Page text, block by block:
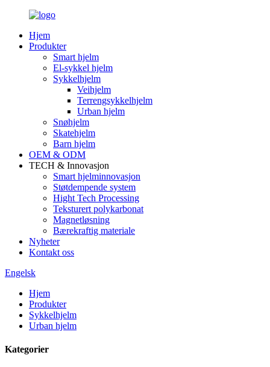
Hjem
Produkter
Smart hjelm
El-sykkel hjelm
Sykkelhjelm
Veihjelm
Terrengsykkelhjelm
Urban hjelm
Snøhjelm
Skatehjelm
Barn hjelm
OEM & ODM
TECH & Innovasjon
Smart hjelminnovasjon
Støtdempende system
Hight Tech Processing
Teksturert polykarbonat
Magnetløsning
Bærekraftig materiale
Nyheter
Kontakt oss
Engelsk
Hjem
Produkter
Sykkelhjelm
Urban hjelm
Kategorier